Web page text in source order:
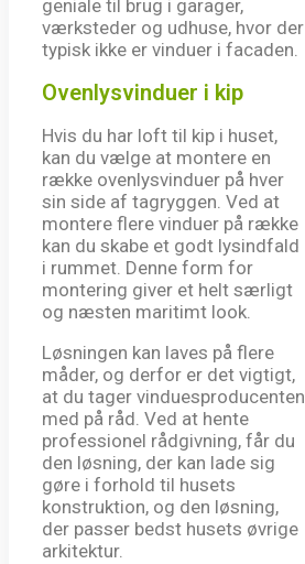
geniale til brug i garager,
værksteder og udhuse, hvor der
typisk ikke er vinduer i facaden.
Ovenlysvinduer i kip
Hvis du har loft til kip i huset,
kan du vælge at montere en
række ovenlysvinduer på hver
sin side af tagryggen. Ved at
montere flere vinduer på række
kan du skabe et godt lysindfald
i rummet. Denne form for
montering giver et helt særligt
og næsten maritimt look.
Løsningen kan laves på flere
måder, og derfor er det vigtigt,
at du tager vinduesproducenten
med på råd. Ved at hente
professionel rådgivning, får du
den løsning, der kan lade sig
gøre i forhold til husets
konstruktion, og den løsning,
der passer bedst husets øvrige
arkitektur.